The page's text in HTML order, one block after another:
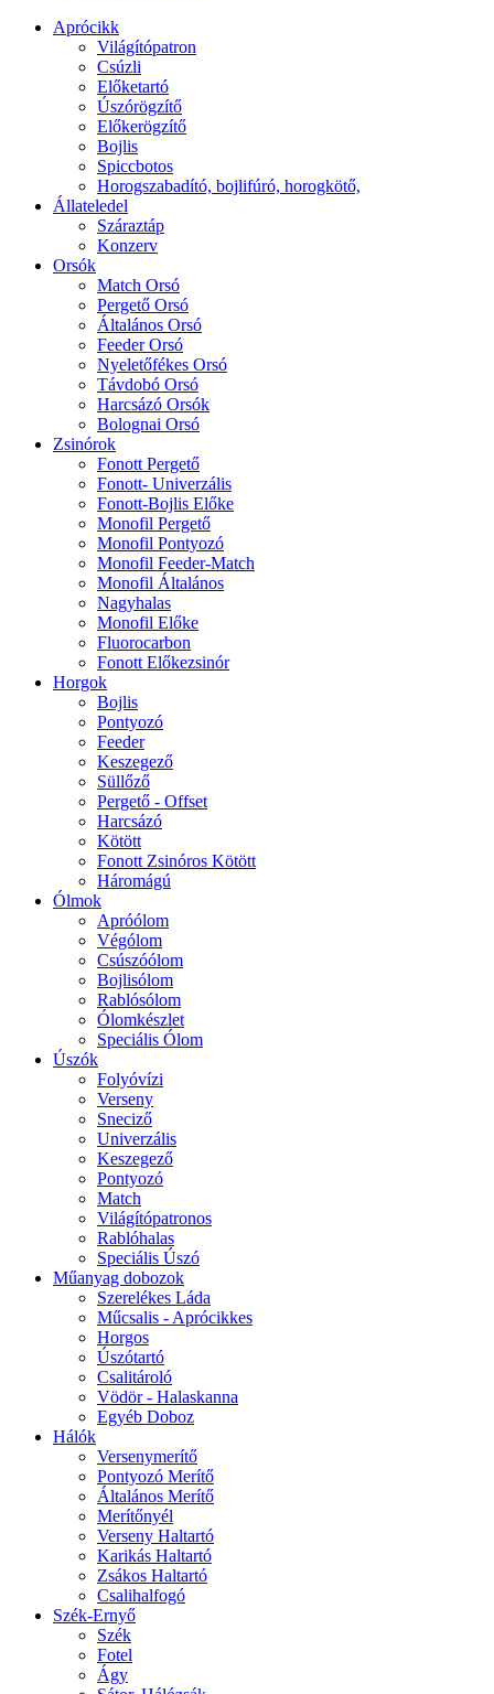
Aprócikk
Világítópatron
Csúzli
Előketartó
Úszórögzítő
Előkerögzítő
Bojlis
Spiccbotos
Horogszabadító, bojlifúró, horogkötő,
Állateledel
Száraztáp
Konzerv
Orsók
Match Orsó
Pergető Orsó
Általános Orsó
Feeder Orsó
Nyeletőfékes Orsó
Távdobó Orsó
Harcsázó Orsók
Bolognai Orsó
Zsinórok
Fonott Pergető
Fonott- Univerzális
Fonott-Bojlis Előke
Monofil Pergető
Monofil Pontyozó
Monofil Feeder-Match
Monofil Általános
Nagyhalas
Monofil Előke
Fluorocarbon
Fonott Előkezsinór
Horgok
Bojlis
Pontyozó
Feeder
Keszegező
Süllőző
Pergető - Offset
Harcsázó
Kötött
Fonott Zsinóros Kötött
Háromágú
Ólmok
Apróólom
Végólom
Csúszóólom
Bojlisólom
Rablósólom
Ólomkészlet
Speciális Ólom
Úszók
Folyóvízi
Verseny
Sneciző
Univerzális
Keszegező
Pontyozó
Match
Világítópatronos
Rablóhalas
Speciális Úszó
Műanyag dobozok
Szerelékes Láda
Műcsalis - Aprócikkes
Horgos
Úszótartó
Csalitároló
Vödör - Halaskanna
Egyéb Doboz
Hálók
Versenymerítő
Pontyozó Merítő
Általános Merítő
Merítőnyél
Verseny Haltartó
Karikás Haltartó
Zsákos Haltartó
Csalihalfogó
Szék-Ernyő
Szék
Fotel
Ágy